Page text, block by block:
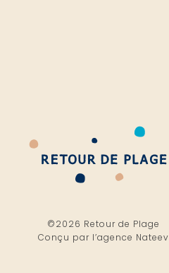
©2026 Retour de Plage
Conçu par l’agence Nateev